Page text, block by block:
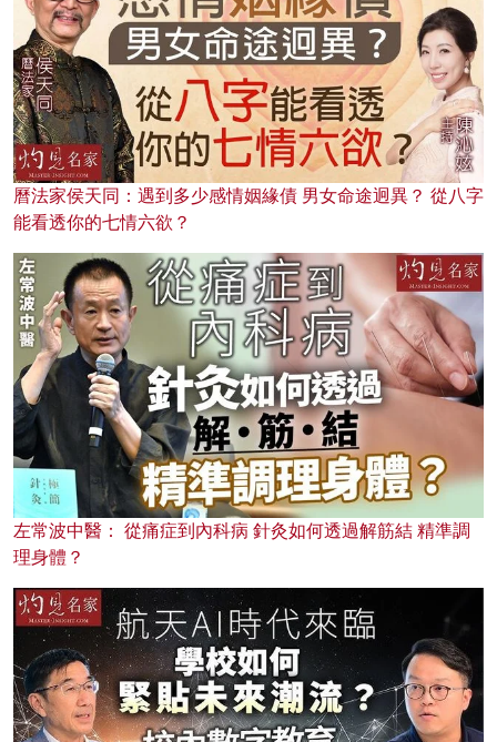
曆法家侯天同：遇到多少感情姻緣債 男女命途迥異？ 從八字
能看透你的七情六欲？
左常波中醫： 從痛症到內科病 針灸如何透過解筋結 精準調
理身體？